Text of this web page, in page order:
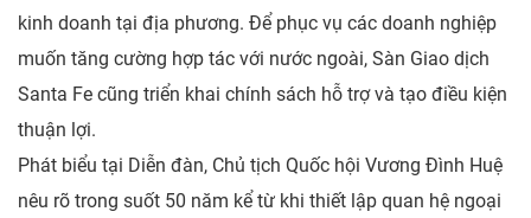
kinh doanh tại địa phương. Để phục vụ các doanh nghiệp
muốn tăng cường hợp tác với nước ngoài, Sàn Giao dịch
Santa Fe cũng triển khai chính sách hỗ trợ và tạo điều kiện
thuận lợi.
Phát biểu tại Diễn đàn, Chủ tịch Quốc hội Vương Đình Huệ
nêu rõ trong suốt 50 năm kể từ khi thiết lập quan hệ ngoại